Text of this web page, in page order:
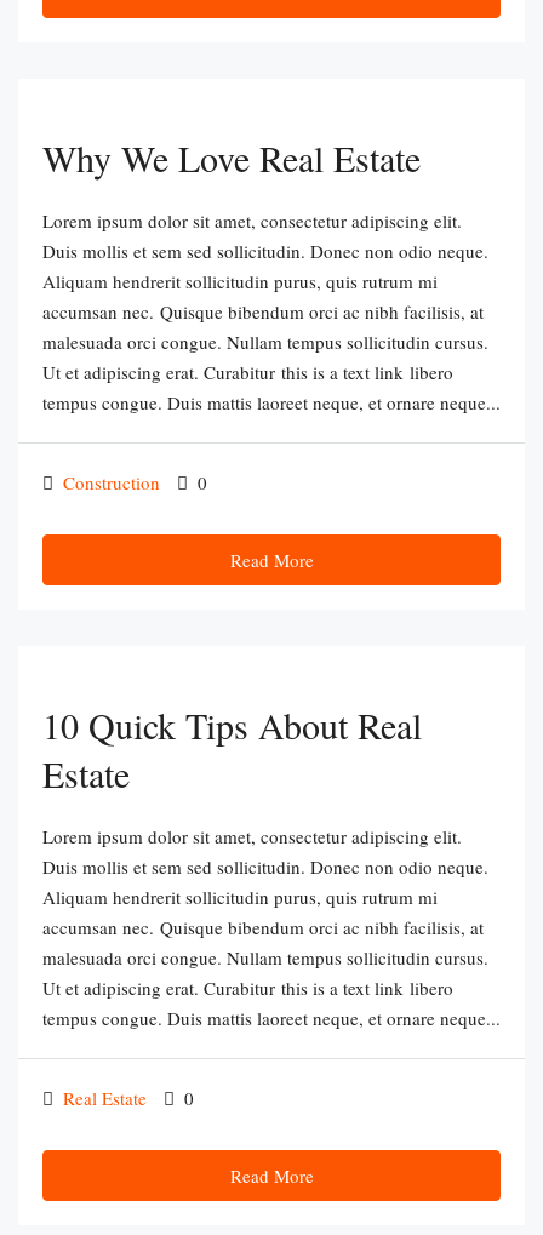
Why We Love Real Estate
Lorem ipsum dolor sit amet, consectetur adipiscing elit.
Duis mollis et sem sed sollicitudin. Donec non odio neque.
Aliquam hendrerit sollicitudin purus, quis rutrum mi
accumsan nec. Quisque bibendum orci ac nibh facilisis, at
malesuada orci congue. Nullam tempus sollicitudin cursus.
Ut et adipiscing erat. Curabitur this is a text link libero
tempus congue. Duis mattis laoreet neque, et ornare neque...
Construction 0
Read More
10 Quick Tips About Real
Estate
Lorem ipsum dolor sit amet, consectetur adipiscing elit.
Duis mollis et sem sed sollicitudin. Donec non odio neque.
Aliquam hendrerit sollicitudin purus, quis rutrum mi
accumsan nec. Quisque bibendum orci ac nibh facilisis, at
malesuada orci congue. Nullam tempus sollicitudin cursus.
Ut et adipiscing erat. Curabitur this is a text link libero
tempus congue. Duis mattis laoreet neque, et ornare neque...
Real Estate 0
Read More